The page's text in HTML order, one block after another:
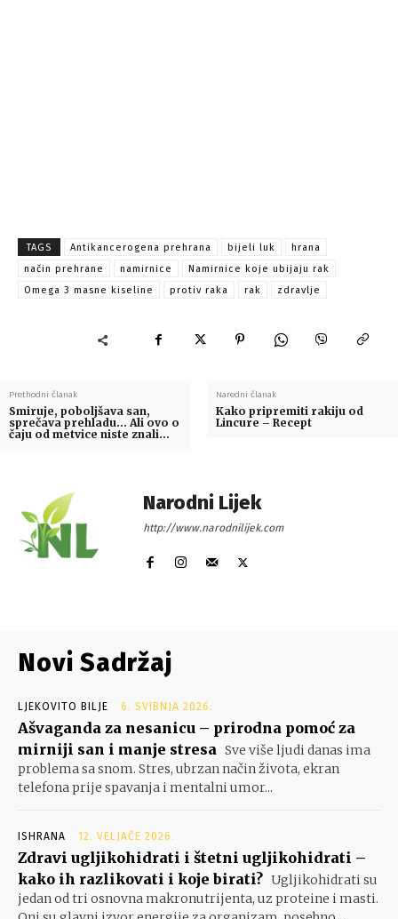
TAGS Antikancerogena prehrana bijeli luk
hrana
način prehrane
namirnice
Namirnice koje ubijaju rak
Omega 3 masne kiseline
protiv raka rak zdravlje
Prethodni članak
Smiruje, poboljšava san,
sprečava prehladu… Ali ovo o
čaju od metvice niste znali…
Naredni članak
Kako pripremiti rakiju od
Lincure – Recept
Narodni Lijek
http://www.narodnilijek.com
Novi Sadržaj
LJEKOVITO BILJE 6. SVIBNJA 2026.
Ašvaganda za nesanicu – prirodna pomoć za
mirniji san i manje stresa Sve više ljudi danas ima
problema sa snom. Stres, ubrzan način života, ekran
telefona prije spavanja i mentalni umor...
ISHRANA 12. VELJAČE 2026.
Zdravi ugljikohidrati i štetni ugljikohidrati –
kako ih razlikovati i koje birati? Ugljikohidrati su
jedan od tri osnovna makronutrijenta, uz proteine i masti.